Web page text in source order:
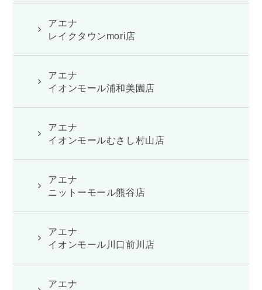
アエナ
レイクタウンmori店
アエナ
イオンモール浦和美園店
アエナ
イオンモールむさし村山店
アエナ
ニットーモール熊谷店
アエナ
イオンモール川口前川店
アエナ